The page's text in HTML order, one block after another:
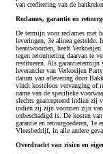
van creditering van de
Reclames, garantie en
De termijn voor reclames met
leveringen, 3e alinea gestelde.
beantwoorden, heeft
tegen retournering daarvan te
restitueren. Als garantietermijn
leverancier van Verkoeijen
datum van aflevering door
vindt kosteloos vervanging of
name van de specifieke
slechts geaccepteerd indien zij
indien zij zijn voorzien zijn van
onbeschadigd is. De kosten
garantie en retourgoederen, 1e
Vleesbedrijf, in alle andere
Overdracht van risico en